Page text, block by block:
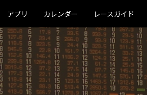
アプリ カレンダー レースガイド